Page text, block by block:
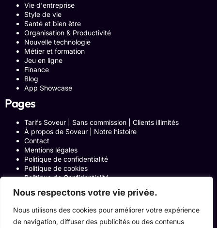
Nous respectons votre vie privée.
Nous utilisons des cookies pour améliorer votre expérience
de navigation, diffuser des publicités ou des contenus
Vie d'entreprise
Style de vie
Santé et bien être
Organisation & Productivité
Nouvelle technologie
Métier et formation
Jeu en ligne
Finance
Blog
App Showcase
Pages
Tarifs Soveur | Sans commission | Clients illimités
À propos de Soveur | Notre histoire
Contact
Mentions légales
Politique de confidentialité
Politique de cookies
Politique de Confidentialité
Blog
Programme Affiliation
Conditions générales d’utilisation